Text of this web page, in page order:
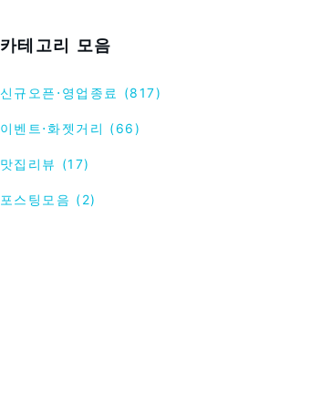
카테고리 모음
신규오픈⋅영업종료 (817)
이벤트⋅화젯거리 (66)
맛집리뷰 (17)
포스팅모음 (2)